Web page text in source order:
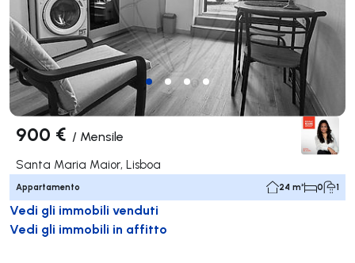
900 € / Mensile
Santa Maria Maior, Lisboa
Appartamento 24 m² 0 1
Vedi gli immobili venduti
Vedi gli immobili in affitto